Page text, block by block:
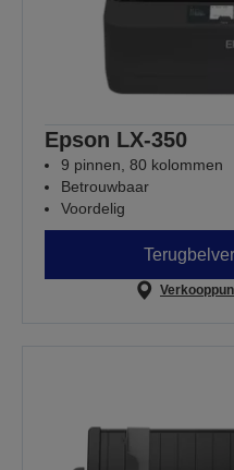
Epson LX-350
9 pinnen, 80 kolommen
Betrouwbaar
Voordelig